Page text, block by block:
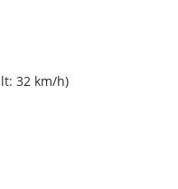
32 km/h)